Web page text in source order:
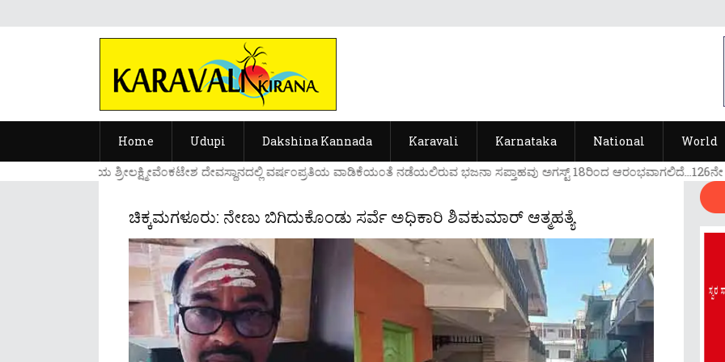
Home Udupi Dakshina Kannada Karavali Karnataka National World
....ಉಡುಪಿಯ ಶ್ರೀಲಕ್ಷ್ಮೀವೆ೦ಕಟೇಶ ದೇವಸ್ಥಾನದಲ್ಲಿ ವರ್ಷ೦ಪ್ರತಿಯ ವಾಡಿಕೆಯ೦ತೆ ನಡೆಯಲಿರುವ ಭಜನಾ ಸಪ್ತಾಹವು ಅಗಸ್ಟ್ 18ರಿ೦ದ ಆರ೦ಭವಾಗಲಿದೆ...126ನೇ
ಚಿಕ್ಕಮಗಳೂರು: ನೇಣು ಬಿಗಿದುಕೊಂಡು‌ ಸರ್ವೆ ಅಧಿಕಾರಿ ಶಿವಕುಮಾರ್‌ ಆತ್ಮಹತ್ಯೆ